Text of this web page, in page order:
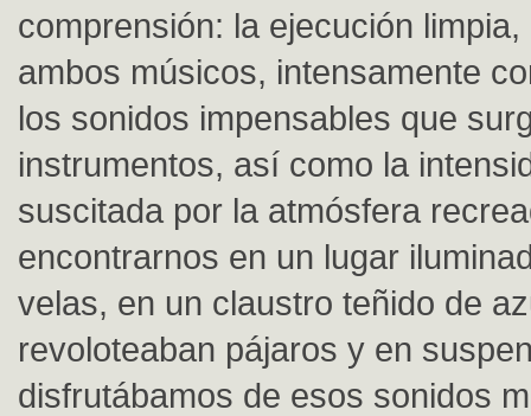
comprensión: la ejecución
ambos músicos, intensamente
los sonidos impensables que
instrumentos, así como la
suscitada por la atmósfera
encontrarnos en un lugar
velas, en un claustro teñido de
revoloteaban pájaros y en
disfrutábamos de esos sonidos